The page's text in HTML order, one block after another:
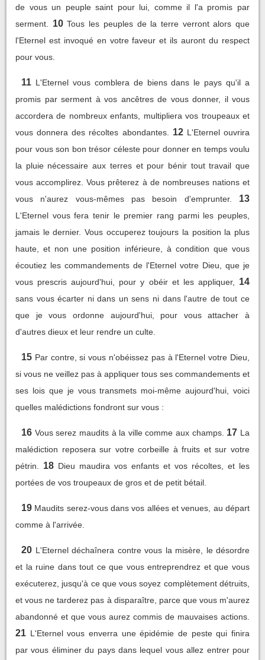
de vous un peuple saint pour lui, comme il l'a promis par
serment.
10 Tous les peuples de la terre verront alors que
l'Eternel est invoqué en votre faveur et ils auront du respect
pour vous.
11 L'Eternel vous comblera de biens dans le pays qu'il a
promis par serment à vos ancêtres de vous donner, il vous
accordera de nombreux enfants, multipliera vos troupeaux et
vous donnera des récoltes abondantes.
12 L'Eternel ouvrira
pour vous son bon trésor céleste pour donner en temps voulu
la pluie nécessaire aux terres et pour bénir tout travail que
vous accomplirez. Vous prêterez à de nombreuses nations et
vous n'aurez vous-mêmes pas besoin d'emprunter.
13
L'Eternel vous fera tenir le premier rang parmi les peuples,
jamais le dernier. Vous occuperez toujours la position la plus
haute, et non une position inférieure, à condition que vous
écoutiez les commandements de l'Eternel votre Dieu, que je
vous prescris aujourd'hui, pour y obéir et les appliquer,
14
sans vous écarter ni dans un sens ni dans l'autre de tout ce
que je vous ordonne aujourd'hui, pour vous attacher à
d'autres dieux et leur rendre un culte.
15 Par contre, si vous n'obéissez pas à l'Eternel votre Dieu,
si vous ne veillez pas à appliquer tous ses commandements et
ses lois que je vous transmets moi-même aujourd'hui, voici
quelles malédictions fondront sur vous :
16 Vous serez maudits à la ville comme aux champs. 17 La
malédiction reposera sur votre corbeille à fruits et sur votre
pétrin.
18 Dieu maudira vos enfants et vos récoltes, et les
portées de vos troupeaux de gros et de petit bétail.
19 Maudits serez-vous dans vos allées et venues, au départ
comme à l'arrivée.
20 L'Eternel déchaînera contre vous la misère, le désordre
et la ruine dans tout ce que vous entreprendrez et que vous
exécuterez, jusqu'à ce que vous soyez complètement détruits,
et vous ne tarderez pas à disparaître, parce que vous m'aurez
abandonné et que vous aurez commis de mauvaises actions.
21 L'Eternel vous enverra une épidémie de peste qui finira
par vous éliminer du pays dans lequel vous allez entrer pour